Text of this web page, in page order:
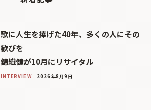
歌に人生を捧げた40年、多くの人にその
歓びを
錦織健が10月にリサイタル
INTERVIEW 2026年8月9日